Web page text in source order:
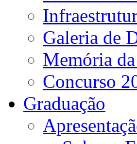
Galeria de
Memória
Concurso
Graduação